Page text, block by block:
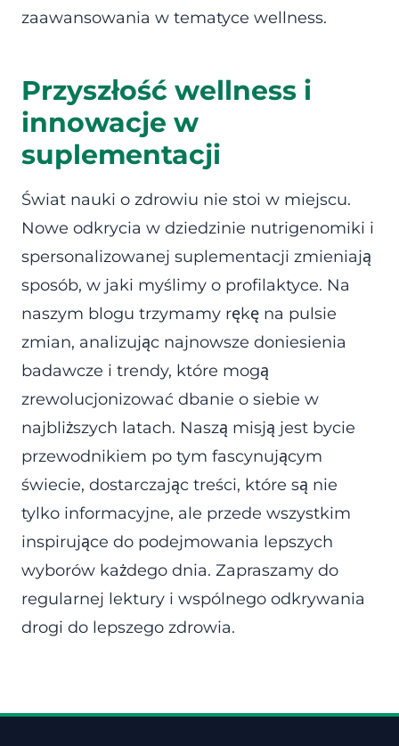
zaawansowania w tematyce wellness.
Przyszłość wellness i
innowacje w
suplementacji
Świat nauki o zdrowiu nie stoi w miejscu.
Nowe odkrycia w dziedzinie nutrigenomiki i
spersonalizowanej suplementacji zmieniają
sposób, w jaki myślimy o profilaktyce. Na
naszym blogu trzymamy rękę na pulsie
zmian, analizując najnowsze doniesienia
badawcze i trendy, które mogą
zrewolucjonizować dbanie o siebie w
najbliższych latach. Naszą misją jest bycie
przewodnikiem po tym fascynującym
świecie, dostarczając treści, które są nie
tylko informacyjne, ale przede wszystkim
inspirujące do podejmowania lepszych
wyborów każdego dnia. Zapraszamy do
regularnej lektury i wspólnego odkrywania
drogi do lepszego zdrowia.